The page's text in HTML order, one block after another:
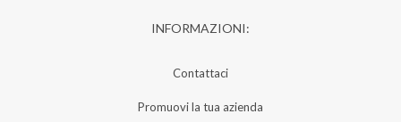
INFORMAZIONI:
Contattaci
Promuovi la tua azienda